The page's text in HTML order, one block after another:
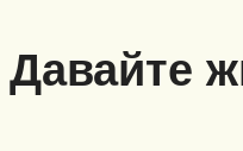
Давайте